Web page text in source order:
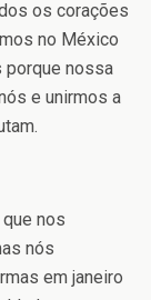
os corações
no México
porque nossa
e unirmos a
nos
nós
em janeiro